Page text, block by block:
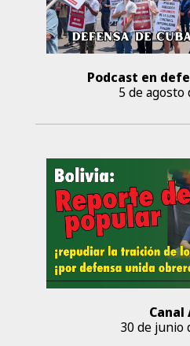
Podcast en
5 de agosto
Canal
30 de junio